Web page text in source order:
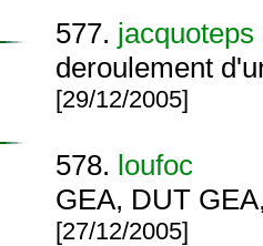
577. jacquoteps
deroulement
[29/12/2005]
578. loufoc
GEA, DUT
[27/12/2005]